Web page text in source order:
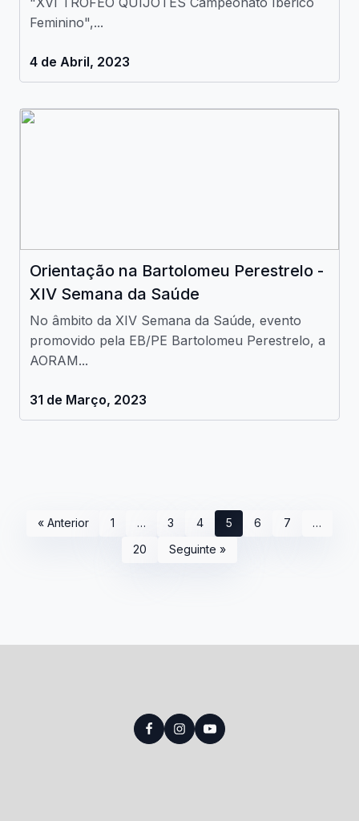
Feminino",...
4 de Abril, 2023
Orientação na Bartolomeu Perestrelo -
XIV Semana da Saúde
No âmbito da XIV Semana da Saúde, evento
promovido pela EB/PE Bartolomeu Perestrelo, a
AORAM...
31 de Março, 2023
« Anterior 1 … 3 4 5 6 7
…
20
Seguinte »